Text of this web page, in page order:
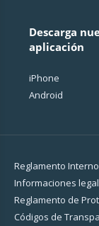
Descarga
aplicación
iPhone
Android
Reglamento Interno
Informaciones
Reglamento de
Códigos de